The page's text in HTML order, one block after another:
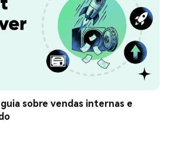
sobre vendas internas e